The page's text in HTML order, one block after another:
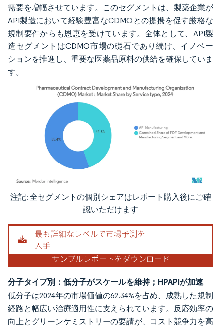
需要を増幅させています。このセグメントは、製薬企業が
API製造において経験豊富なCDMOとの提携を促す厳格な
規制要件からも恩恵を受けています。全体として、API製
造セグメントはCDMO市場の礎石であり続け、イノベー
ションを推進し、重要な医薬品原料の供給を確保していま
す。
画像 © Mordor Intelligence。再利用にはCC BY 4.0の表示が必要です。
注記: 全セグメントの個別シェアはレポート購入後にご確
認いただけます
分子タイプ別：低分子がスケールを維持；HPAPIが加速
低分子は2024年の市場価値の62.34%を占め、成熟した規制
経路と幅広い治療適用性に支えられています。反応効率の
向上とグリーンケミストリーの要請が、コスト競争力を高